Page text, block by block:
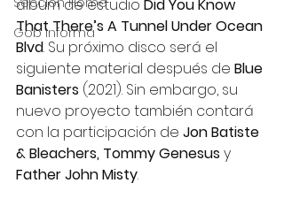
Gob Informa
álbum de estudio Did You Know
That There’s A Tunnel Under Ocean
Blvd. Su próximo disco será el
siguiente material después de Blue
Banisters (2021). Sin embargo, su
nuevo proyecto también contará
con la participación de Jon Batiste
& Bleachers, Tommy Genesus y
Father John Misty.